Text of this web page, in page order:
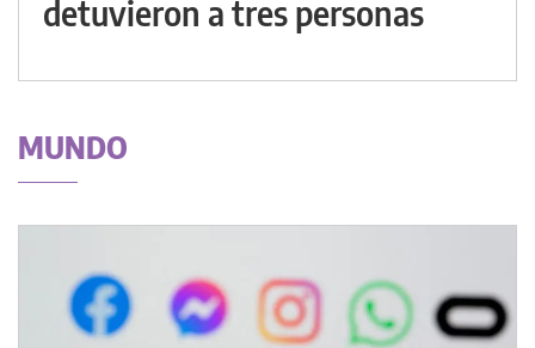
detuvieron a tres personas
MUNDO